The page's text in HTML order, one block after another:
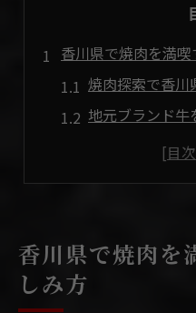
香川県で焼肉を満
焼肉探索で香川
地元ブランド牛
焼肉初心者が
焼肉探索がもっと
焼肉専門店で
香川県で焼肉を
しみ方